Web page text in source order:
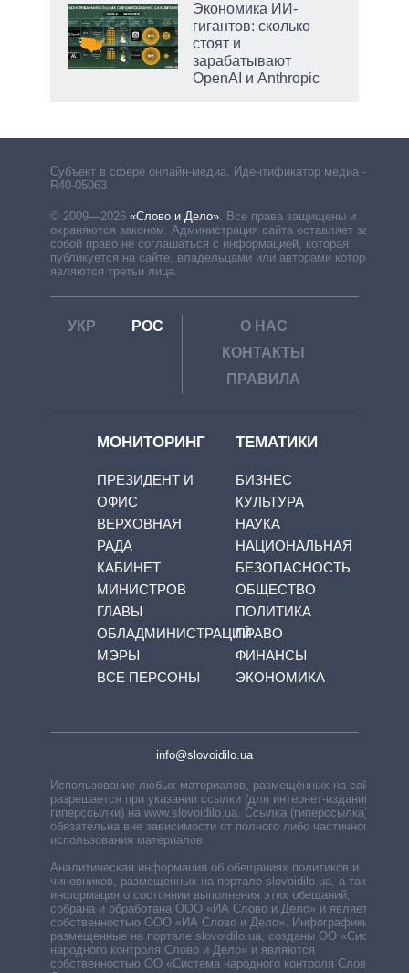
Экономика ИИ-
гигантов: сколько
стоят и
зарабатывают
OpenAI и Anthropic
Субъект в сфере онлайн-медиа. Идентификатор медиа –
R40-05063
© 2009—2026 «Слово и Дело». Все права защищены и
охраняются законом. Администрация сайта оставляет за
собой право не соглашаться с информацией, которая
публикуется на сайте, владельцами или авторами которой
являются третьи лица.
УКР РОС
О НАС
КОНТАКТЫ
ПРАВИЛА
МОНИТОРИНГ
ПРЕЗИДЕНТ И
ОФИС
ВЕРХОВНАЯ
РАДА
КАБИНЕТ
МИНИСТРОВ
ГЛАВЫ
ОБЛАДМИНИСТРАЦИЙ
МЭРЫ
ВСЕ ПЕРСОНЫ
ТЕМАТИКИ
БИЗНЕС
КУЛЬТУРА
НАУКА
НАЦИОНАЛЬНАЯ
БЕЗОПАСНОСТЬ
ОБЩЕСТВО
ПОЛИТИКА
ПРАВО
ФИНАНСЫ
ЭКОНОМИКА
info@slovoidilo.ua
Использование любых материалов, размещённых на сайте,
разрешается при указании ссылки (для интернет-изданий —
гиперссылки) на www.slovoidilo.ua. Ссылка (гиперссылка)
обязательна вне зависимости от полного либо частичного
использования материалов.
Аналитическая информация об обещаниях политиков и
чиновников, размещенных на портале slovoidilo.ua, а также
информация о состоянии выполнения этих обещаний,
собрана и обработана ООО «ИА Слово и Дело» и является
собственностью ООО «ИА Слово и Дело». Инфографики,
размещенные на портале slovoidilo.ua, созданы ОО «Система
народного контроля Слово и Дело» и являются
собственностью ОО «Система народного контроля Слово и